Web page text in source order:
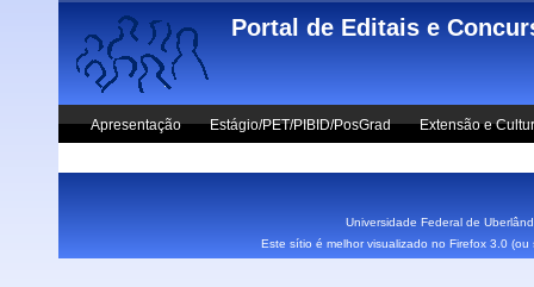
Skip to main content
Portal de Editais e
Apresentação Estágio/PET/PIBID/PosGrad Extensão e
Universidade Federal de
Este sítio é melhor visualizado no Firefox 3.0